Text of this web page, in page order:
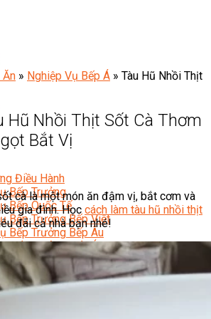
Điều Hành
Bếp Trưởng
Bếp Quốc Tế
Bếp Trưởng Bếp Việt
Bếp Trưởng Bếp Âu
Bếp Trưởng Bếp Á
Bếp Trưởng Bếp Nhật
Bếp Trưởng Bếp Hoa
Bếp Hàn
Bếp Thái
Ăn » Nghiệp Vụ Bếp Á » Tàu Hũ Nhồi Thịt
Hũ Nhồi Thịt Sốt Cà Thơm
Bắt Vị
cà là một món ăn đậm vị, bắt cơm và
gia đình. Họccách làm tàu hũ nhồi thịt
đãi cả nhà bạn nhé!